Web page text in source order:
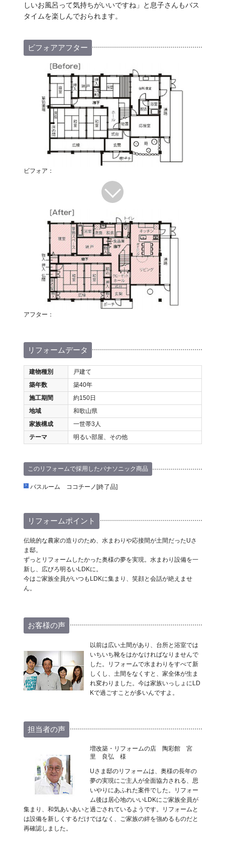
しいお風呂って気持ちがいいですね」と息子さんもバス
タイムを楽しんでおられます。
ビフォアアフター
ビフォア：
アフター：
リフォームデータ
建物種別
戸建て
築年数
築40年
施工期間
約150日
地域
和歌山県
家族構成
一世帯3人
テーマ
明るい部屋、その他
このリフォームで採用したパナソニック商品
バスルーム ココチーノ[終了品]
リフォームポイント
伝統的な農家の造りのため、水まわりや応接間が土間だったUさ
ま邸。
ずっとリフォームしたかった奥様の夢を実現。水まわり設備を一
新し、広びろ明るいLDKに。
今はご家族全員がいつもLDKに集まり、笑顔と会話が絶えませ
ん。
お客様の声
以前は広い土間があり、台所と浴室では
いちいち靴をはかなければなりませんで
した。リフォームで水まわりをすべて新
しくし、土間をなくすと、家全体が生ま
れ変わりました。今は家族いっしょにLD
Kで過ごすことが多いんですよ。
担当者の声
増改築・リフォームの店 陶彩館 宮
里 良弘 様
Uさま邸のリフォームは、奥様の長年の
夢の実現にご主人が全面協力される、思
いやりにあふれた案件でした。リフォー
ム後は居心地のいいLDKにご家族全員が
集まり、和気あいあいと過ごされているようです。リフォームと
は設備を新しくするだけではなく、ご家族の絆を強めるものだと
再確認しました。